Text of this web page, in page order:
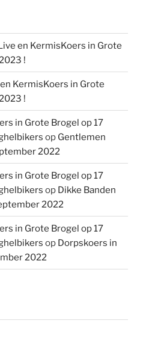
en KermisKoers in Grote
!
KermisKoers in Grote
!
in Grote Brogel op 17
op Gentlemen
2022
in Grote Brogel op 17
op Dikke Banden
2022
in Grote Brogel op 17
op Dorpskoers in
2022